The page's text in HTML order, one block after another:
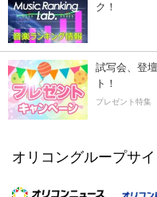
ク！
試写会、登
ト！
プレゼント特集
オリコングループサイ